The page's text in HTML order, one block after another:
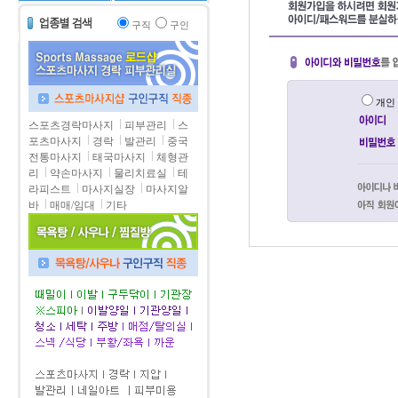
구직 구인
스포츠경락마사지 피부관리
스
포츠마사지
경락 발관리
중국
전통마사지
태국마사지
체형관
리
약손마사지 물리치료실
테
라피스트
마사지실장
마사지알
바
매매/임대 기타
개